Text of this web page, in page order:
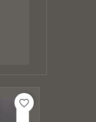
favorite_border